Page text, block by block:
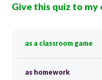
Give this quiz to my
as a classroom game
as homework